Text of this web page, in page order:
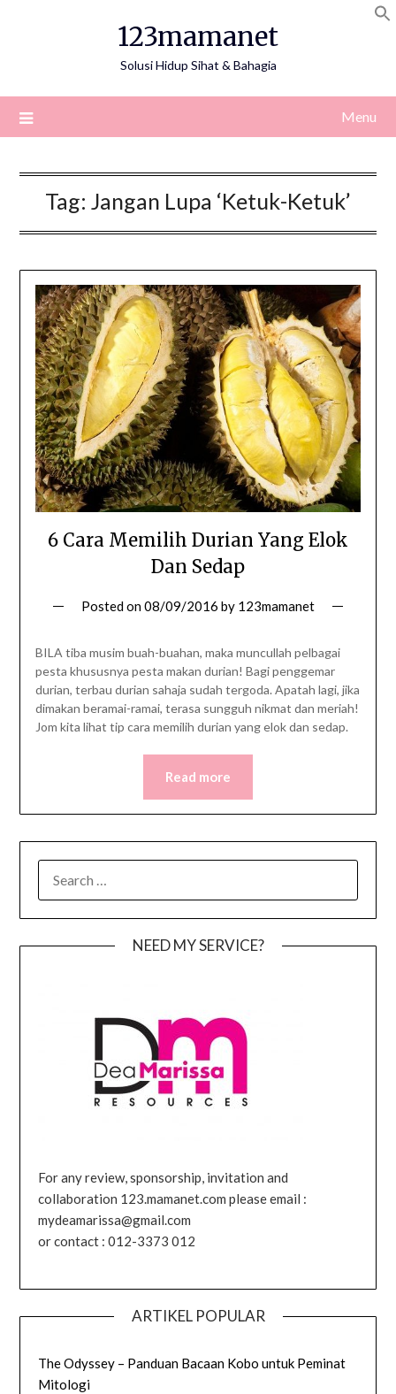
123mamanet
Solusi Hidup Sihat & Bahagia
Menu
Tag: Jangan Lupa ‘Ketuk-Ketuk’
6 Cara Memilih Durian Yang Elok
Dan Sedap
Posted on08/09/2016 by 123mamanet
BILA tiba musim buah-buahan, maka muncullah pelbagai
pesta khususnya pesta makan durian! Bagi penggemar
durian, terbau durian sahaja sudah tergoda. Apatah lagi, jika
dimakan beramai-ramai, terasa sungguh nikmat dan meriah!
Jom kita lihat tip cara memilih durian yang elok dan sedap.
Read more
NEED MY SERVICE?
For any review, sponsorship, invitation and
collaboration 123.mamanet.com please email :
mydeamarissa@gmail.com
or contact : 012-3373 012
ARTIKEL POPULAR
The Odyssey – Panduan Bacaan Kobo untuk Peminat
Mitologi